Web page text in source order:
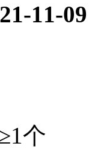
11-09
个